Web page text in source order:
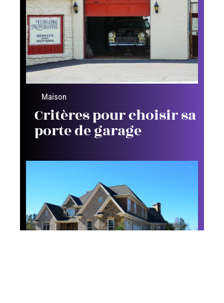
Maison
Critères pour choisir sa
porte de garage